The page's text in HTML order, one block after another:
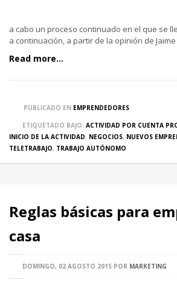
a cabo un proceso continuado en el que se
a continuación, a partir de la opinión de
Read more...
PUBLICADO EN EMPRENDEDORES
ETIQUETADO BAJO: ACTIVIDAD POR CUENTA
INICIO DE LA ACTIVIDAD, NEGOCIOS, NUEVOS
TELETRABAJO, TRABAJO AUTÓNOMO
Reglas básicas para
casa
DOMINGO, 02 AGOSTO 2015 POR MARKETING